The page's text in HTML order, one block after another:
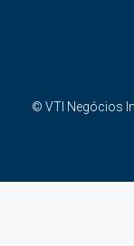
© VTI Negócios